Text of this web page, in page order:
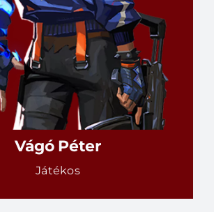
Vágó Péter
Játékos
RÉSZLETEK